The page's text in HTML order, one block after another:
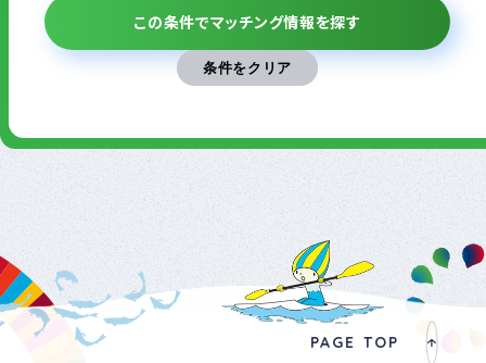
この条件でマッチング情報を探す
PAGE TOP